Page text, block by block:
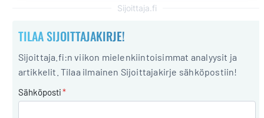
Sijoittaja.fi
TILAA SIJOITTAJAKIRJE!
Sijoittaja.fi:n viikon mielenkiintoisimmat analyysit ja
artikkelit. Tilaa ilmainen Sijoittajakirje sähköpostiin!
Sähköposti*